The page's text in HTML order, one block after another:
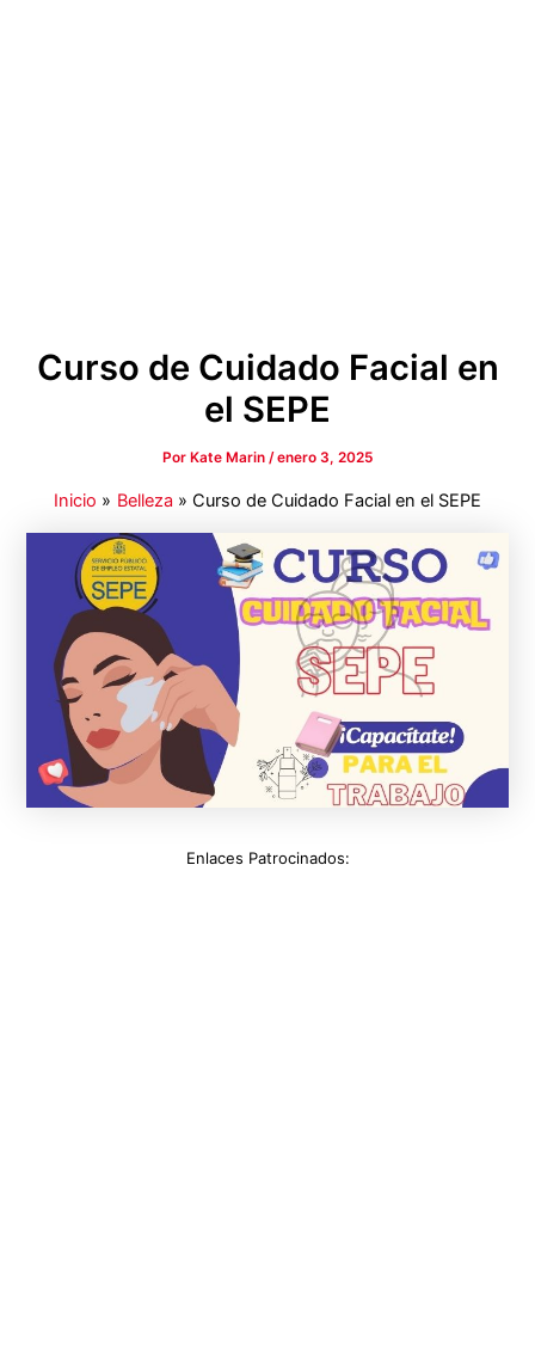
Curso de Cuidado Facial en
el SEPE
Por Kate Marin /enero 3, 2025
Inicio Belleza Curso de Cuidado Facial en el SEPE
Enlaces Patrocinados: